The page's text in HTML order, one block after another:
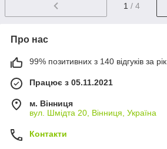
1 / 4
Про нас
99% позитивних з 140 відгуків за рік
Працює з 05.11.2021
м. Вінниця
вул. Шмідта 20, Вінниця, Україна
Контакти